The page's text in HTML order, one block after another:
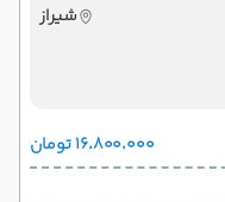
شیراز
۱۶٬۸۰۰٬۰۰۰ تومان